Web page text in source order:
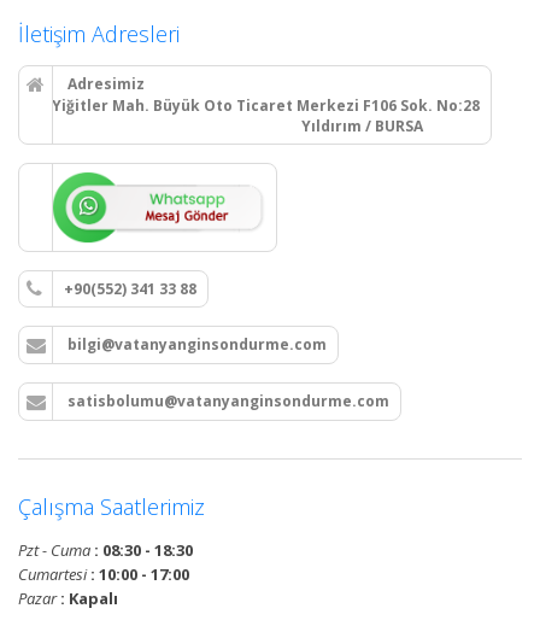
İletişim Adresleri
Adresimiz
Yiğitler Mah. Büyük Oto Ticaret Merkezi F106 Sok. No:28
Yıldırım / BURSA
+90(552) 341 33 88
bilgi@vatanyanginsondurme.com
satisbolumu@vatanyanginsondurme.com
Çalışma Saatlerimiz
Pzt - Cuma : 08:30 - 18:30
Cumartesi: 10:00 - 17:00
Pazar: Kapalı